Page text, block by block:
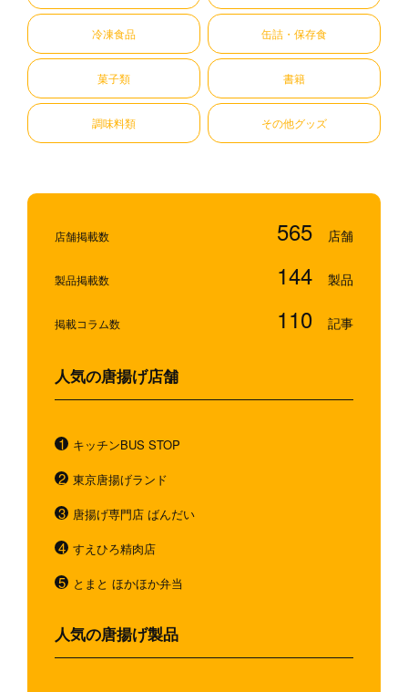
冷凍食品 缶詰・保存食
菓子類 書籍
調味料類 その他グッズ
店舗掲載数 565
製品掲載数 144
掲載コラム数 110
人気の唐揚げ店舗
キッチンBUS STOP
東京唐揚げランド
唐揚げ専門店 ばんだい
すえひろ精肉店
とまと ほかほか弁当
人気の唐揚げ製品